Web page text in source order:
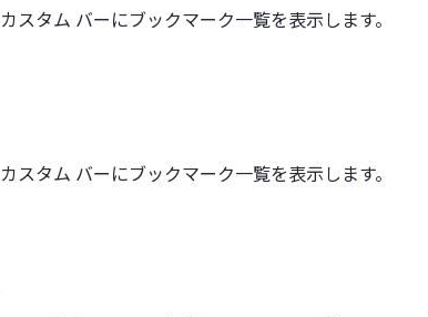
スタム バーにブックマーク一覧を表示します。
スタム バーにブックマーク一覧を表示します。